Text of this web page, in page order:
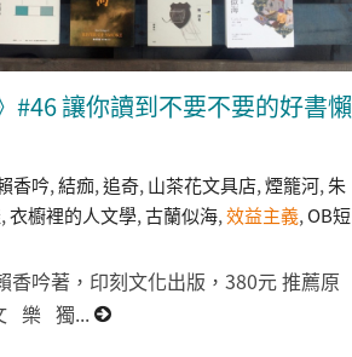
#46 讓你讀到不要不要的好書懶
香吟,結痂,追奇,山茶花文具店,煙籠河,朱
,衣櫥裡的人文學,古蘭似海,效益主義,OB短
吟著，印刻文化出版，380元 推薦原
樂 獨...